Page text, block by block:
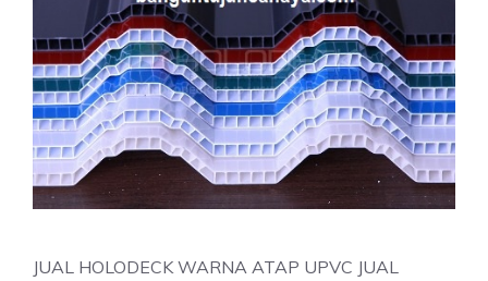
JUAL HOLODECK WARNA ATAP UPVC JUAL